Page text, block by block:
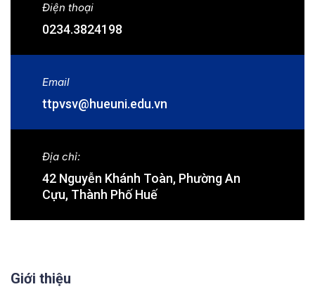
Điện thoại
0234.3824198
Email
ttpvsv@hueuni.edu.vn
Địa chỉ:
42 Nguyễn Khánh Toàn, Phường An
Cựu, Thành Phố Huế
Giới thiệu